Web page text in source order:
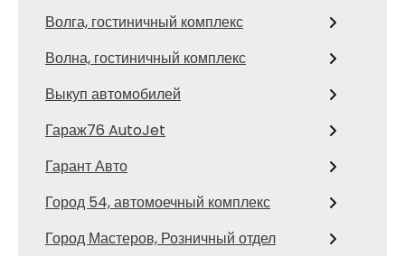
Волга, гостиничный комплекс
Волна, гостиничный комплекс
Выкуп автомобилей
Гараж76 AutoJet
Гарант Авто
Город 54, автомоечный комплекс
Город Мастеров, Розничный отдел